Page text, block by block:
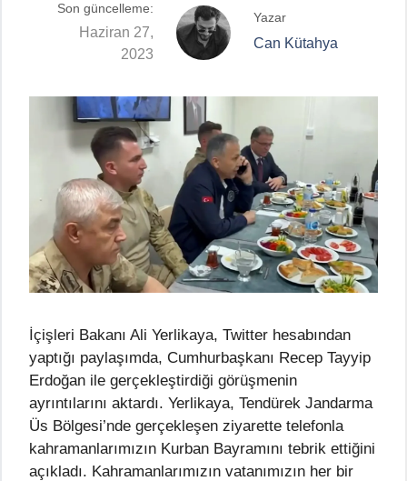
Son güncelleme:
Haziran 27,
2023
Yazar
Can Kütahya
İçişleri Bakanı Ali Yerlikaya, Twitter hesabından
yaptığı paylaşımda, Cumhurbaşkanı Recep Tayyip
Erdoğan ile gerçekleştirdiği görüşmenin
ayrıntılarını aktardı. Yerlikaya, Tendürek Jandarma
Üs Bölgesi’nde gerçekleşen ziyarette telefonla
kahramanlarımızın Kurban Bayramını tebrik ettiğini
açıkladı. Kahramanlarımızın vatanımızın her bir